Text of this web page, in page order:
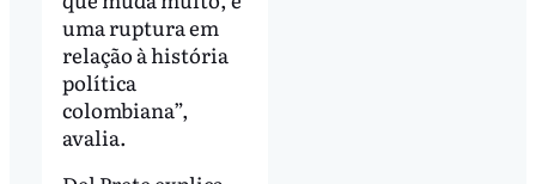
uma ruptura em
relação à história
política
colombiana”,
avalia.